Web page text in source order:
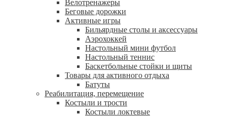
Велотренажеры
Беговые дорожки
Активные игры
Бильярдные столы и аксессуары
Аэрохоккей
Настольный мини футбол
Настольный теннис
Баскетбольные стойки и щиты
Товары для активного отдыха
Батуты
Реабилитация, перемещение
Костыли и трости
Костыли локтевые